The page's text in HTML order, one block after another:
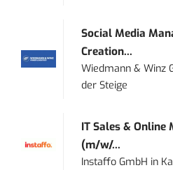
Social Media
Creation...
Wiedmann & Winz
der Steige
IT Sales &
(m/w/...
Instaffo GmbH in